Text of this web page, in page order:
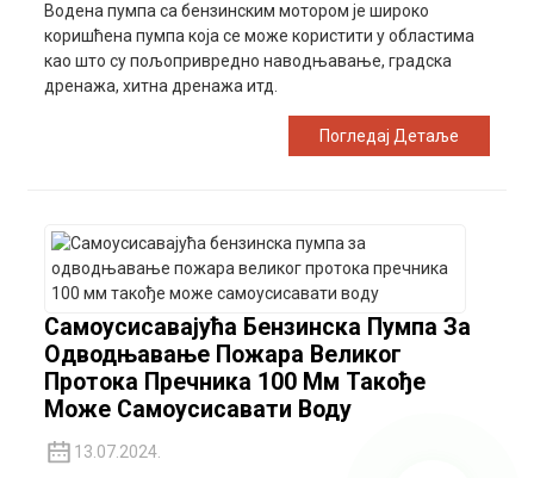
Водена пумпа са бензинским мотором је широко
коришћена пумпа која се може користити у областима
као што су пољопривредно наводњавање, градска
дренажа, хитна дренажа итд.
Погледај Детаље
Самоусисавајућа Бензинска Пумпа За
Одводњавање Пожара Великог
Протока Пречника 100 Мм Такође
Може Самоусисавати Воду
13.07.2024.